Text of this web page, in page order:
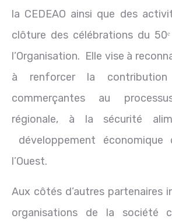
la CEDEAO ainsi que des
clôture des célébrations du
l’Organisation. Elle vise à
à renforcer la
commerçantes au
régionale, à la sécurité
développement économique
l’Ouest.
Aux côtés d’autres partenaires
organisations de la société